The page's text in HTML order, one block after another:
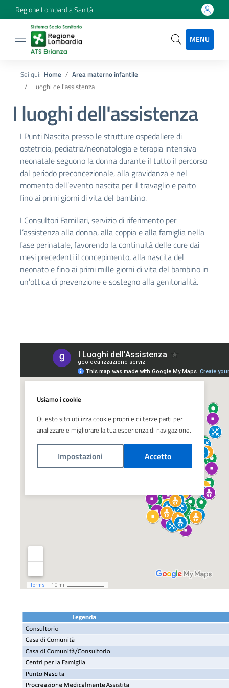
Regione Lombardia Sanità
MENU
Sei qui: Home
Area materno infantile
I luoghi dell'assistenza
I luoghi dell'assistenza
I Punti Nascita presso le strutture ospedaliere di
ostetricia, pediatria/neonatologia e terapia intensiva
neonatale seguono la donna durante il tutto il percorso
dal periodo preconcezionale, alla gravidanza e nel
momento dell’evento nascita per il travaglio e parto
fino ai primi giorni di vita del bambino.
I Consultori Familiari, servizio di riferimento per
l’assistenza alla donna, alla coppia e alla famiglia nella
fase perinatale, favorendo la continuità delle cure dai
mesi precedenti il concepimento, alla nascita del
neonato e fino ai primi mille giorni di vita del bambino in
un’ottica di prevenzione e sostegno alla genitorialità.
Usiamo i cookie
Questo sito utilizza cookie propri e di terze parti per
analizzare e migliorare la tua esperienza di navigazione.
Impostazioni Accetto